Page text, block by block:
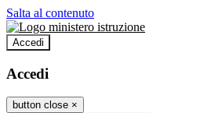
Salta al contenuto
Accedi
Accedi
button close ×